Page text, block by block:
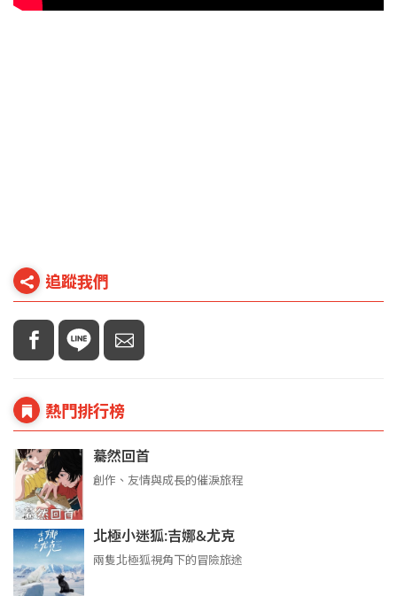
追蹤我們
熱門排行榜
驀然回首
創作、友情與成長的催淚旅程
北極小迷狐:吉娜&尤克
兩隻北極狐視角下的冒險旅途